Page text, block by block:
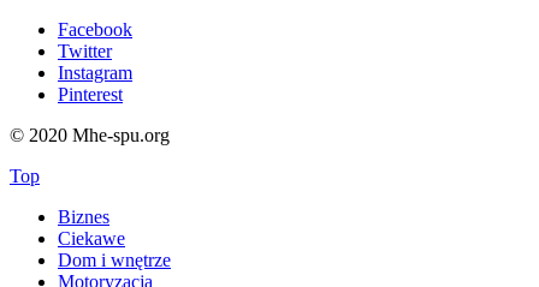
Facebook
Twitter
Instagram
Pinterest
© 2020 Mhe-spu.org
Top
Biznes
Ciekawe
Dom i wnętrze
Motoryzacja